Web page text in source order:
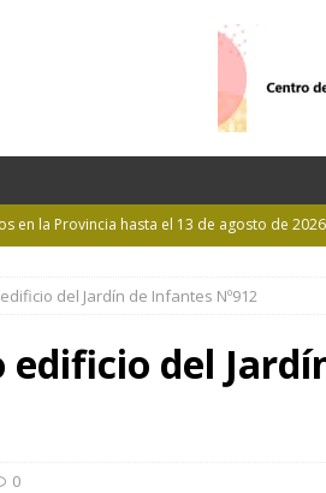
en la Provincia hasta el 13 de agosto de 2026
arrastrada por una tormenta a casi 10 mil
en Longchamps y entregó escrituras en
del Jardín de Infantes Nº912
del
0